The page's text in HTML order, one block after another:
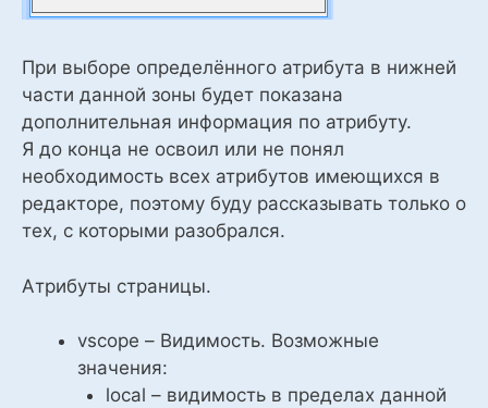
При выборе определённого атрибута в нижней
части данной зоны будет показана
дополнительная информация по атрибуту.
Я до конца не освоил или не понял
необходимость всех атрибутов имеющихся в
редакторе, поэтому буду рассказывать только о
тех, с которыми разобрался.
Атрибуты страницы.
vscope – Видимость. Возможные
значения:
local – видимость в пределах данной